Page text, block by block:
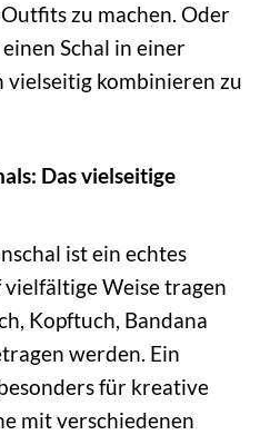
zu machen. Oder
Schal in einer
vielseitig kombinieren zu
Das vielseitige
ist ein echtes
Weise tragen
Kopftuch, Bandana
werden. Ein
für kreative
mit verschiedenen